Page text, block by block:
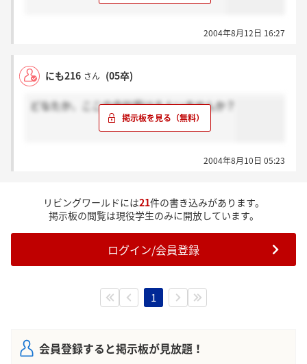
2004年8月12日 16:27
にも216 さん (05卒)
どなたか、ここの会社受ける人いませんか？
2004年8月10日 05:23
リビングワールドには21件の書き込みがあります。
掲示板の閲覧は現役学生のみに開放しています。
ログイン/会員登録
1
会員登録すると掲示板が見放題！